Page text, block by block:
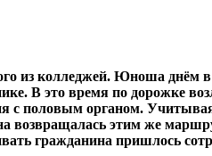
из колледжей. Юноша днём
В это время по дорожке
с половым органом.
возвращалась этим же
гражданина пришлось